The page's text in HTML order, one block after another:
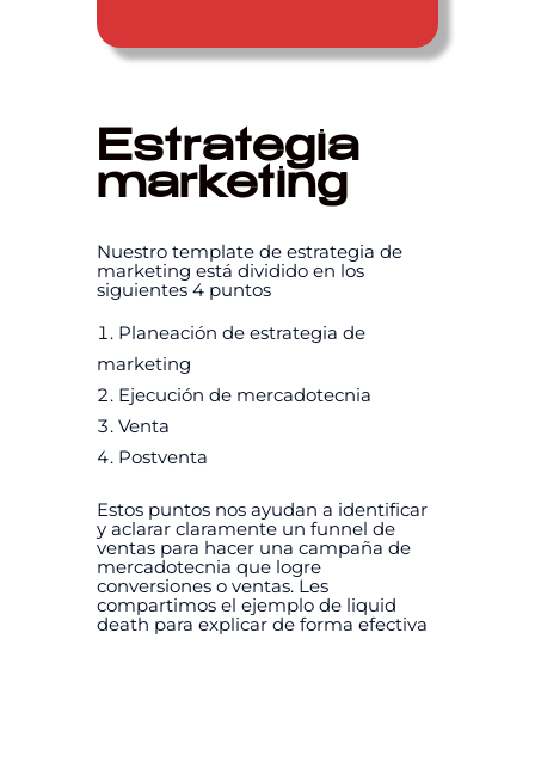
Estrategia
marketing
Nuestro template de estrategia de
marketing está dividido en los
siguientes 4 puntos
Planeación de estrategia de
marketing
Ejecución de mercadotecnia
Venta
Postventa
Estos puntos nos ayudan a identificar
y aclarar claramente un funnel de
ventas para hacer una campaña de
mercadotecnia que logre
conversiones o ventas. Les
compartimos el ejemplo de liquid
death para explicar de forma efectiva